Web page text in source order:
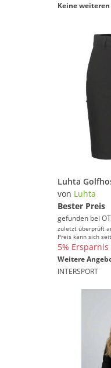
Keine
von Luhta
Bester Preis
gefunden bei
zuletzt überprüft
Preis kann sich
5% Ersparnis
Weitere
INTERSPORT